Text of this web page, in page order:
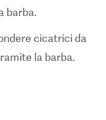
barba.
cicatrici da
la barba.